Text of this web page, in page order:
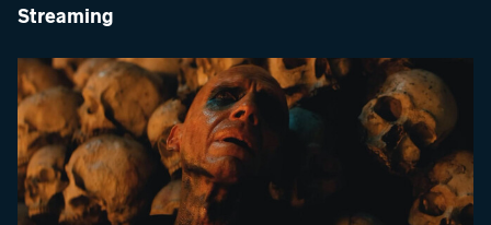
Streaming